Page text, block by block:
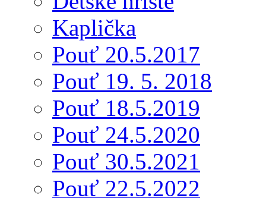
Kaplička
Pouť 20.5.2017
Pouť 19. 5. 2018
Pouť 18.5.2019
Pouť 24.5.2020
Pouť 30.5.2021
Pouť 22.5.2022